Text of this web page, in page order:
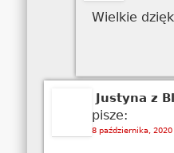
Wielkie
Justyna z
pisze:
8 października, 2020